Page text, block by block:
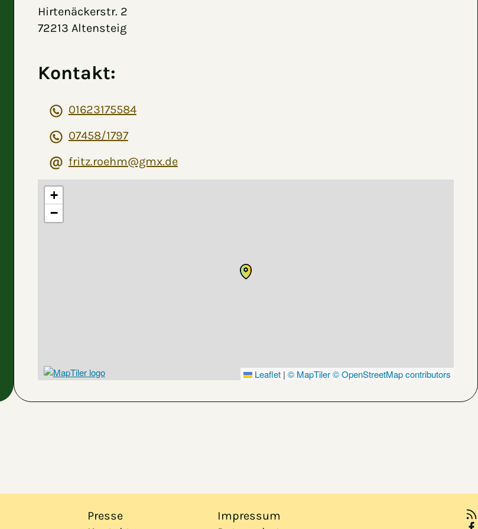
Hirtenäckerstr. 2
72213 Altensteig
Kontakt:
01623175584
07458/1797
fritz.roehm@gmx.de
+
−
Leaflet | © MapTiler© OpenStreetMap contributors
Presse
Impressum